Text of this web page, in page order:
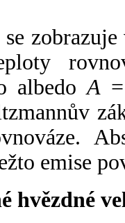
albedoA
emise
hvězdné